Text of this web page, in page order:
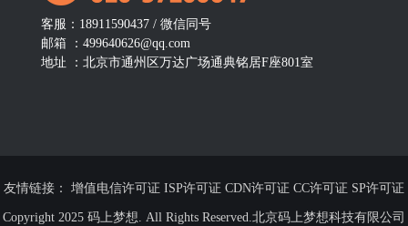
客服：18911590437 / 微信同号
邮箱 ：499640626@qq.com
地址 ：北京市通州区万达广场通典铭居F座801室
友情链接： 增值电信许可证 ISP许可证 CDN许可证 CC许可证 SP许可证
Copyright 2025 码上梦想. All Rights Reserved.北京码上梦想科技有限公司